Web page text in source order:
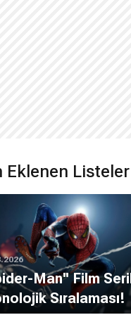
Eklenen Listeler
Man'' Film
Sıralaması!